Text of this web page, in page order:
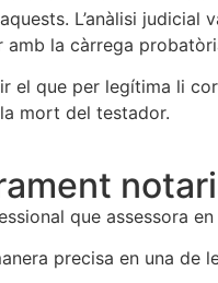
L’anàlisi
la càrrega
que per legítima li
mort del testador.
que assessora
precisa en una de